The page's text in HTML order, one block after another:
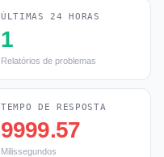
ÚLTIMAS 24 HORAS
1
Relatórios de problemas
TEMPO DE RESPOSTA
9999.57
Milissegundos